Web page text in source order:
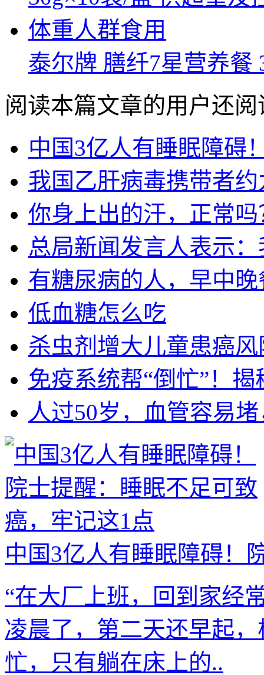
泰尔牌 膳纤7星营养餐
阅读本篇文章的用户还阅
中国3亿人有睡眠障碍
我国乙肝病毒携带者
你身上出的汗，正常吗
总局新闻发言人表示
有糖尿病的人，早中
低血糖怎么吃
杀虫剂增大儿童患癌风
免疫系统帮“倒忙”！
人过50岁，血管容易
中国3亿人有睡眠障碍！
“在大厂上班，回到家经
凌晨了，第二天还早起
忙，只有躺在床上的..